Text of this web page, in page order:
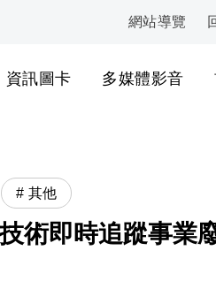
:::
網站導覽
資訊圖卡 多媒體影音
其他
術即時追蹤事業